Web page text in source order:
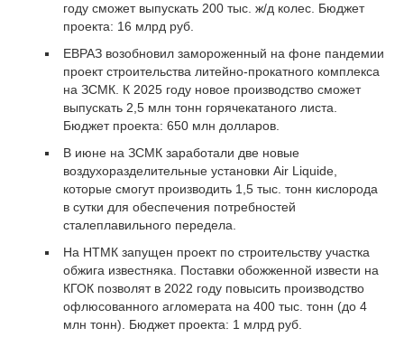
году сможет выпускать 200 тыс. ж/д колес. Бюджет
проекта: 16 млрд руб.
ЕВРАЗ возобновил замороженный на фоне пандемии
проект строительства литейно-прокатного комплекса
на ЗСМК. К 2025 году новое производство сможет
выпускать 2,5 млн тонн горячекатаного листа.
Бюджет проекта: 650 млн долларов.
В июне на ЗСМК заработали две новые
воздухоразделительные установки Air Liquide,
которые смогут производить 1,5 тыс. тонн кислорода
в сутки для обеспечения потребностей
сталеплавильного передела.
На НТМК запущен проект по строительству участка
обжига известняка. Поставки обожженной извести на
КГОК позволят в 2022 году повысить производство
офлюсованного агломерата на 400 тыс. тонн (до 4
млн тонн). Бюджет проекта: 1 млрд руб.